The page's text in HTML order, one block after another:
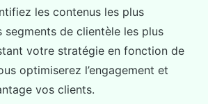
les contenus les plus
segments de clientèle les plus
votre stratégie en fonction de
optimiserez l’engagement et
vos clients.